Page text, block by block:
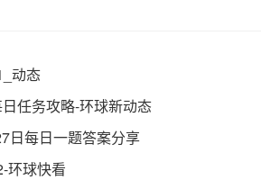
动态
任务攻略-环球新动态
日每日一题答案分享
环球快看